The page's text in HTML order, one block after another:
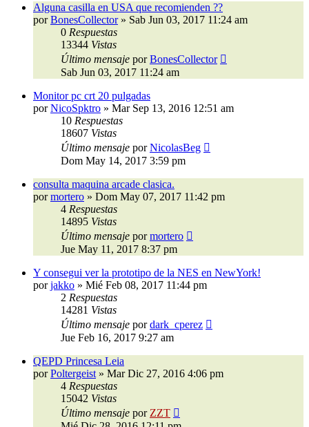
Alguna casilla en USA que recomienden ??
porBonesCollector» Sab Jun 03, 2017 11:24 am
0 Respuestas
13344 Vistas
Último mensaje porBonesCollector
Sab Jun 03, 2017 11:24 am
Monitor pc crt 20 pulgadas
porNicoSpktro » Mar Sep 13, 2016 12:51 am
10 Respuestas
18607 Vistas
Último mensaje porNicolasBeg
Dom May 14, 2017 3:59 pm
consulta maquina arcade clasica.
pormortero » Dom May 07, 2017 11:42 pm
4 Respuestas
14895 Vistas
Último mensaje pormortero
Jue May 11, 2017 8:37 pm
Y consegui ver la prototipo de la NES en NewYork!
porjakko » Mié Feb 08, 2017 11:44 pm
2 Respuestas
14281 Vistas
Último mensaje pordark_cperez
Jue Feb 16, 2017 9:27 am
QEPD Princesa Leia
porPoltergeist » Mar Dic 27, 2016 4:06 pm
4 Respuestas
15042 Vistas
Último mensaje por ZZT